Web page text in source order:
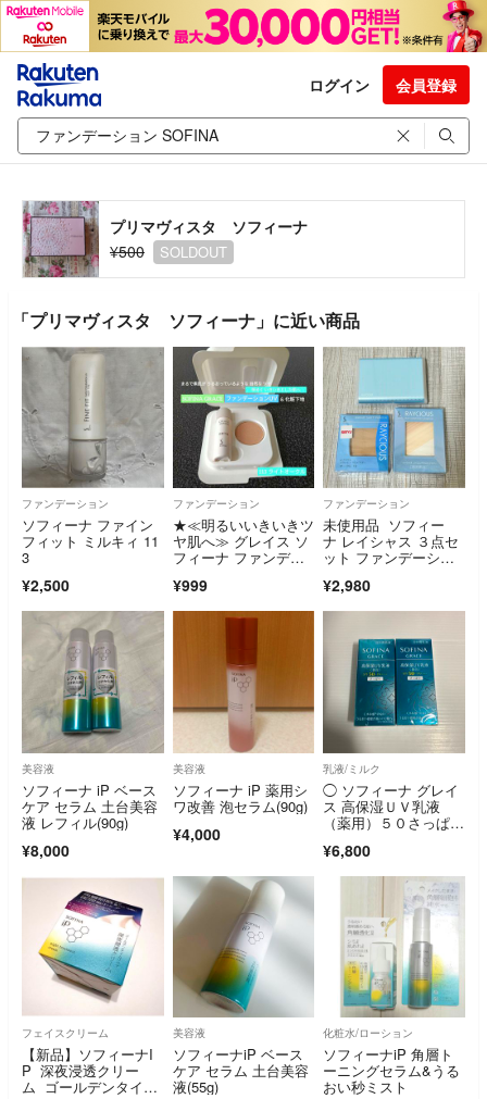
ログイン 会員登録
プリマヴィスタ ソフィーナ
¥500
SOLDOUT
「プリマヴィスタ ソフィーナ」に近い商品
ファンデーション
ソフィーナ ファイン
フィット ミルキィ 11
3
¥2,500
ファンデーション
★≪明るいいきいきツ
ヤ肌へ≫ グレイス ソ
フィーナ ファンデー
¥999
ファンデーション
未使用品 ソフィー
ナ レイシャス ３点セ
ット ファンデーショ
¥2,980
美容液
ソフィーナ iP ベース
ケア セラム 土台美容
液 レフィル(90g)
¥8,000
美容液
ソフィーナ iP 薬用シ
ワ改善 泡セラム(90g)
¥4,000
乳液/ミルク
◯ ソフィーナ グレイ
ス 高保湿ＵＶ乳液
（薬用）５０さっぱり
¥6,800
フェイスクリーム
【新品】ソフィーナI
P 深夜浸透クリー
ム ゴールデンタイム
美容液
ソフィーナiP ベース
ケア セラム 土台美容
液(55g)
化粧水/ローション
ソフィーナiP 角層ト
ーニングセラム&うる
おい秒ミスト